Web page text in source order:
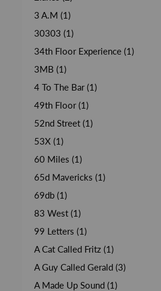
3 A.M (1)
30303 (1)
34th Floor Experience (1)
3MB (1)
4 To The Bar (1)
49th Floor (1)
52nd Street (1)
53X (1)
60 Miles (1)
65d Mavericks (1)
69db (1)
83 West (1)
99 Letters (1)
A Cat Called Fritz (1)
A Guy Called Gerald (3)
A Made Up Sound (1)